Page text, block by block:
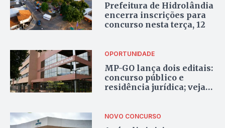
Prefeitura de Hidrolândia
encerra inscrições para
concurso nesta terça, 12
OPORTUNIDADE
MP-GO lança dois editais:
concurso público e
residência jurídica; veja
NOVO CONCURSO